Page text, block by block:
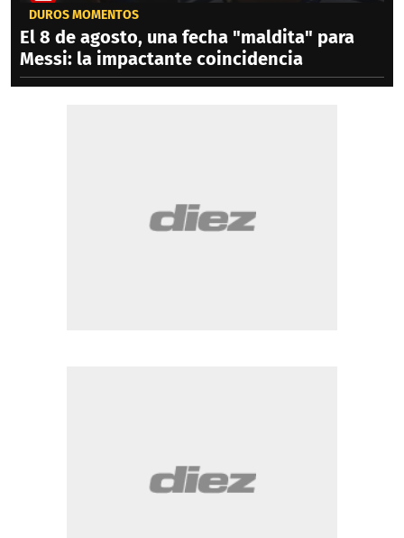
DUROS MOMENTOS
El 8 de agosto, una fecha "maldita" para
Messi: la impactante coincidencia